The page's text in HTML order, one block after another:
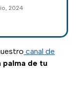
purifica
o
de tu
2024
canal de
palma de tu